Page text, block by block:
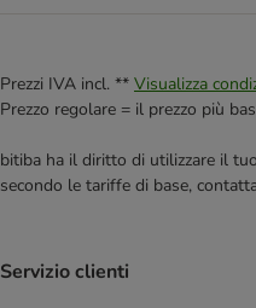
Prezzi IVA incl. ** Visualizza
Prezzo regolare = il prezzo più
bitiba ha il diritto di utilizzare il
secondo le tariffe di base,
Servizio clienti